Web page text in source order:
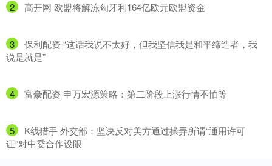
2 ​高开网 欧盟将解冻匈牙利164亿欧元欧盟资金
3
​保利配资 “这话我说不太好，但我坚信我是和平缔造者，我
说是就是”
4 ​富豪配资 申万宏源策略：第二阶段上涨行情不怕等
5
​K线猎手 外交部：坚决反对美方通过操弄所谓“通用许可
证”对中委合作设限